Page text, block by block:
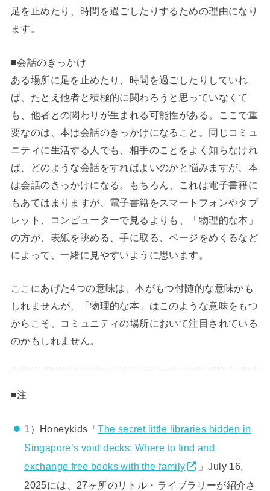
足を止めたり、時間を過ごしたりするための理由になり
ます。
■会話のきっかけ
ある場所に足を止めたり、時間を過ごしたりしていれ
ば、たとえ他者と積極的に関わろうと思っていなくて
も、他者との関わりが生まれる可能性がある。ここで重
要なのは、本は会話のきっかけになること。同じコミュ
ニティに生活する人でも、相手のことをよく知らなけれ
ば、どのような会話をすればよいのかと悩みますが、本
は会話のきっかけになる。もちろん、これは電子書籍に
もあてはまりますが、電子書籍をスマートフォンやタブ
レット、コンピューターで見るよりも、「物理的な本」
の方が、表紙を眺める、手に取る、ページをめくるなど
によって、一緒に見やすいように思います。
ここにあげた4つの意味は、本がもつ付随的な意味かも
しれませんが、「物理的な本」はこのような意味をもつ
からこそ、コミュニティの場所において注目されている
のかもしれません。
■注
1）Honeykids「The secret little libraries hidden in
Singapore’s void decks: Where to find and
exchange free books with the family
」July 16,
2025には、27ヶ所のリトル・ライブラリーが紹介さ